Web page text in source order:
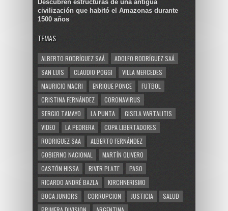
Descubren estructuras de una antigua
civilización que habitó el Amazonas durante
1500 años
TEMAS
ALBERTO RODRÍGUEZ SAÁ
ADOLFO RODRÍGUEZ SAÁ
SAN LUIS
CLAUDIO POGGI
VILLA MERCEDES
MAURICIO MACRI
ENRIQUE PONCE
FUTBOL
CRISTINA FERNÁNDEZ
CORONAVIRUS
SERGIO TAMAYO
LA PUNTA
GISELA VARTALITIS
VIDEO
LA PEDRERA
COPA LIBERTADORES
RODRIGUEZ SAA
ALBERTO FERNÁNDEZ
GOBIERNO NACIONAL
MARTÍN OLIVERO
GASTÓN HISSA
RIVER PLATE
PASO
RICARDO ANDRÉ BAZLA
KIRCHNERISMO
BOCA JUNIORS
CORRUPCION JUSTICIA
SALUD